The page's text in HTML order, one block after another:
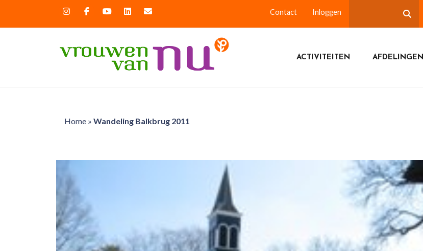
Contact Inloggen
ACTIVITEITEN AFDELINGEN
Home» Wandeling Balkbrug 2011